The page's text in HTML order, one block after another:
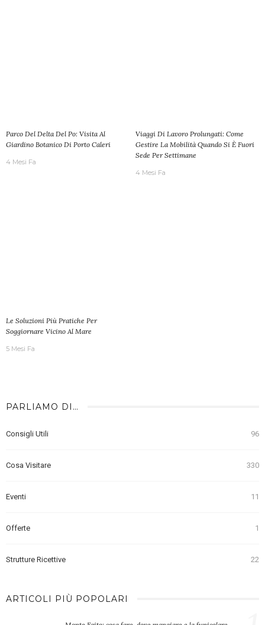
Parco Del Delta Del Po: Visita Al
Giardino Botanico Di Porto Caleri
4 Mesi Fa
Viaggi Di Lavoro Prolungati: Come
Gestire La Mobilità Quando Si È Fuori
Sede Per Settimane
4 Mesi Fa
Le Soluzioni Più Pratiche Per
Soggiornare Vicino Al Mare
5 Mesi Fa
PARLIAMO DI…
Consigli Utili 96
Cosa Visitare 330
Eventi 11
Offerte 1
Strutture Ricettive 22
ARTICOLI PIÙ POPOLARI